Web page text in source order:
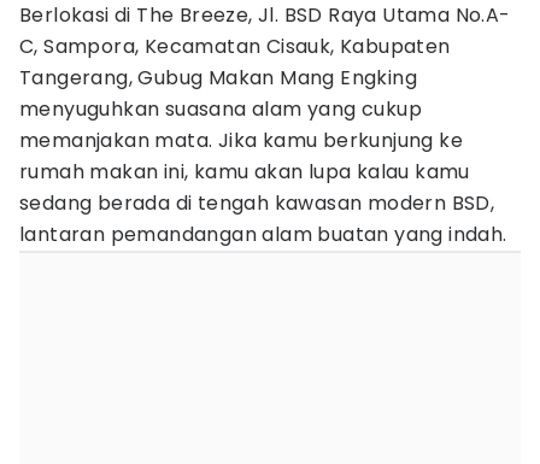
Berlokasi di The Breeze, Jl. BSD Raya Utama No.A-
C, Sampora, Kecamatan Cisauk, Kabupaten
Tangerang, Gubug Makan Mang Engking
menyuguhkan suasana alam yang cukup
memanjakan mata. Jika kamu berkunjung ke
rumah makan ini, kamu akan lupa kalau kamu
sedang berada di tengah kawasan modern BSD,
lantaran pemandangan alam buatan yang indah.